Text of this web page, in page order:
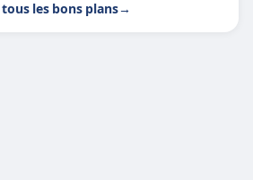
les bons plans→